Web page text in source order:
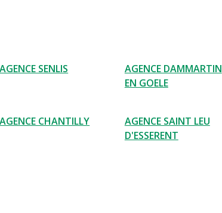
AGENCE SENLIS
AGENCE DAMMARTIN
EN GOELE
AGENCE CHANTILLY
AGENCE SAINT LEU
D'ESSERENT